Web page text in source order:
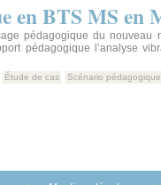
en BTS MS en
pédagogique du nouveau
pédagogique l’analyse
Étude de cas Scénario pédagogique